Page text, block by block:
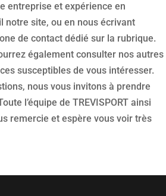
entreprise et expérience en
notre site, ou en nous écrivant
de contact dédié sur la rubrique.
également consulter nos autres
susceptibles de vous intéresser.
nous vous invitons à prendre
l’équipe de TREVISPORT ainsi
remercie et espère vous voir très